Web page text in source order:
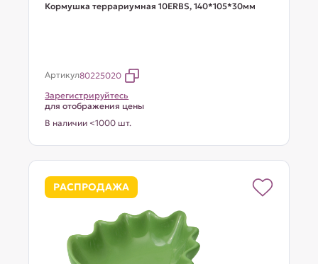
Кормушка террариумная 10ERBS, 140*105*30мм
Артикул80225020
Зарегистрируйтесь
для отображения цены
В наличии <1000 шт.
РАСПРОДАЖА